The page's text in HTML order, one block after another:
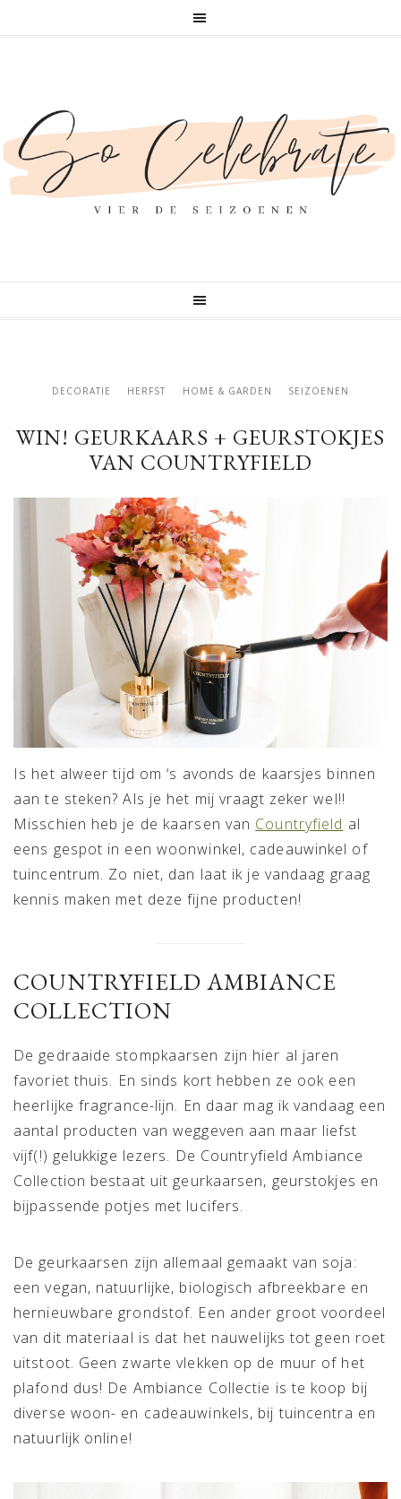
DECORATIE HERFST HOME & GARDEN SEIZOENEN
WIN! GEURKAARS + GEURSTOKJES
VAN COUNTRYFIELD
Is het alweer tijd om ‘s avonds de kaarsjes binnen
aan te steken? Als je het mij vraagt zeker wel!!
Misschien heb je de kaarsen van Countryfield al
eens gespot in een woonwinkel, cadeauwinkel of
tuincentrum. Zo niet, dan laat ik je vandaag graag
kennis maken met deze fijne producten!
COUNTRYFIELD AMBIANCE
COLLECTION
De gedraaide stompkaarsen zijn hier al jaren
favoriet thuis. En sinds kort hebben ze ook een
heerlijke fragrance-lijn. En daar mag ik vandaag een
aantal producten van weggeven aan maar liefst
vijf(!) gelukkige lezers. De Countryfield Ambiance
Collection bestaat uit geurkaarsen, geurstokjes en
bijpassende potjes met lucifers.
De geurkaarsen zijn allemaal gemaakt van soja:
een vegan, natuurlijke, biologisch afbreekbare en
hernieuwbare grondstof. Een ander groot voordeel
van dit materiaal is dat het nauwelijks tot geen roet
uitstoot. Geen zwarte vlekken op de muur of het
plafond dus! De Ambiance Collectie is te koop bij
diverse woon- en cadeauwinkels, bij tuincentra en
natuurlijk online!